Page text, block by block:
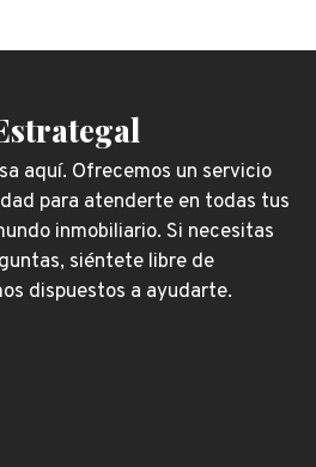
aquí. Ofrecemos un servicio
para atenderte en todas tus
inmobiliario. Si necesitas
siéntete libre de
dispuestos a ayudarte.